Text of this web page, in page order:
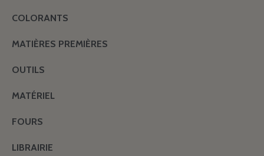
COLORANTS
MATIÈRES PREMIÈRES
OUTILS
MATÉRIEL
FOURS
LIBRAIRIE